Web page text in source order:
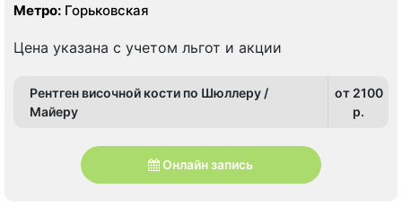
Метро: Горьковская
Цена указана с учетом льгот и акции
Рентген височной кости по Шюллеру /
Майеру
от 2100
p.
Онлайн запись